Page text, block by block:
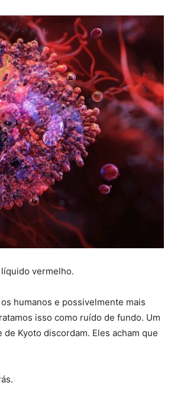
vermelho.
humanos e possivelmente mais
isso como ruído de fundo. Um
Kyoto discordam. Eles acham que